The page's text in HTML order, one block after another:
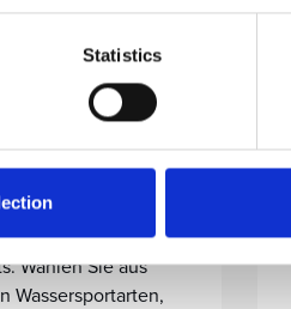
Statistics
bleiben Sie aktiv
Wählen Sie aus
Wassersportarten,